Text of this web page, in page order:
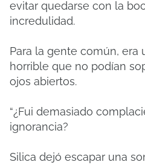
evitar quedarse con la
incredulidad.
Para la gente común, era
horrible que no podían
ojos abiertos.
“¿Fui demasiado
ignorancia?
Silica dejó escapar una